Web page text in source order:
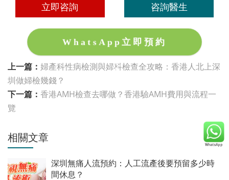
立即咨詢 咨詢醫生
WhatsApp立即預約
上一篇： 婦產科性病檢測與婦科檢查全攻略：香港人北上深
圳做婦檢幾錢？
下一篇： 香港AMH檢查去哪做？香港驗AMH費用與流程一
覽
相關文章
深圳無痛人流預約：人工流產後要預留多少時
間休息？